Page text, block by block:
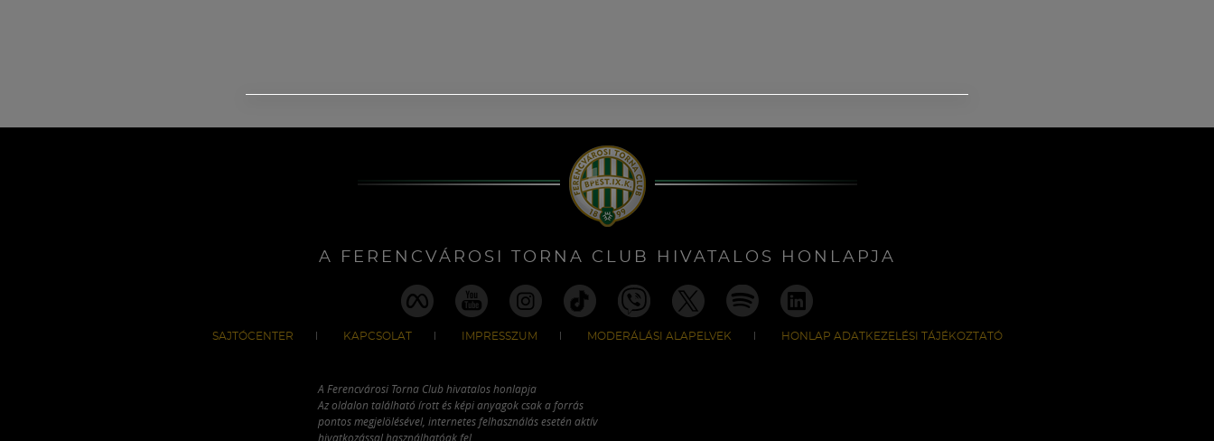
A FERENCVÁROSI TORNA CLUB HIVATALOS HONLAPJA
SAJTÓCENTER KAPCSOLAT IMPRESSZUM MODERÁLÁSI ALAPELVEK HONLAP ADATKEZELÉSI TÁJÉKOZTATÓ
A Ferencvárosi Torna Club hivatalos honlapja
Az oldalon található írott és képi anyagok csak a forrás
pontos megjelölésével, internetes felhasználás esetén aktív
hivatkozással használhatóak fel.